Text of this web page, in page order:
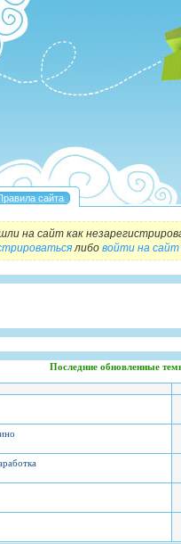
на сайт как
либо войти на сайт
Последние обновленные